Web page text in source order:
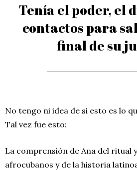
Tenía el poder, el
contactos para
final de su
No tengo ni idea de si esto es lo
Tal vez fue esto:
La comprensión de Ana del ritual
afrocubanos y de la historia